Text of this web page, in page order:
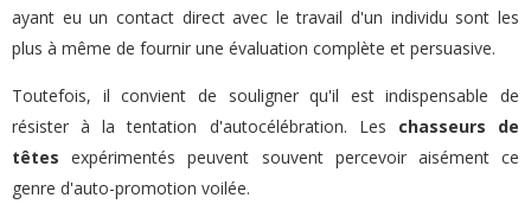
ayant eu un contact direct avec le travail d'un individu sont les
plus à même de fournir une évaluation complète et persuasive.
Toutefois, il convient de souligner qu'il est indispensable de
résister à la tentation d'autocélébration. Les chasseurs de
têtes expérimentés peuvent souvent percevoir aisément ce
genre d'auto-promotion voilée.